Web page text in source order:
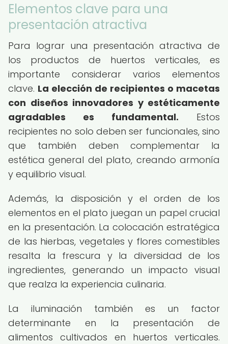
Elementos clave para una
presentación atractiva
Para lograr una presentación atractiva de
los productos de huertos verticales, es
importante considerar varios elementos
clave. La elección de recipientes o macetas
con diseños innovadores y estéticamente
agradables es fundamental. Estos
recipientes no solo deben ser funcionales, sino
que también deben complementar la
estética general del plato, creando armonía
y equilibrio visual.
Además, la disposición y el orden de los
elementos en el plato juegan un papel crucial
en la presentación. La colocación estratégica
de las hierbas, vegetales y flores comestibles
resalta la frescura y la diversidad de los
ingredientes, generando un impacto visual
que realza la experiencia culinaria.
La iluminación también es un factor
determinante en la presentación de
alimentos cultivados en huertos verticales.